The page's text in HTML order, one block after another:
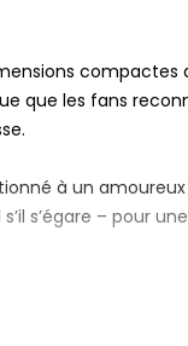
compactes
que les fans
à un
s’égare – pour